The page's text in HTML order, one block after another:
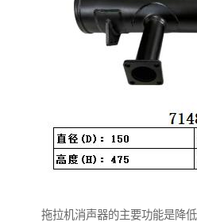
拖拉机消声器的主要功能是降